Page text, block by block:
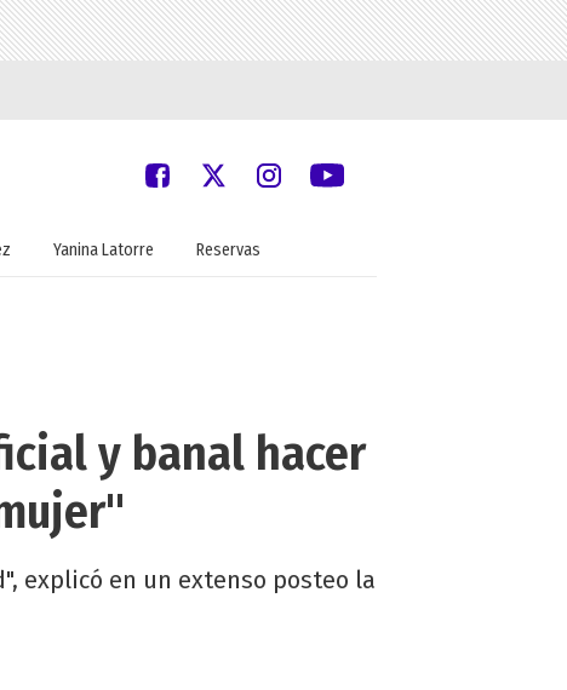
Yanina Latorre Reservas
y banal hacer
explicó en un extenso posteo la